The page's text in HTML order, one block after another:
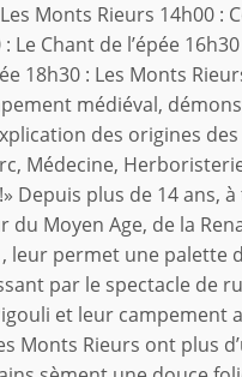
Monts Rieurs 14h00
Le Chant de l’épée
18h30 : Les Monts
médiéval,
des origines
Médecine,
Depuis plus de 14
Moyen Age, de la
leur permet une palette
par le spectacle de
et leur
Monts Rieurs ont plus